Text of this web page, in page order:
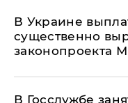
В Украине
существенно
законопроекта
В Госслужбе